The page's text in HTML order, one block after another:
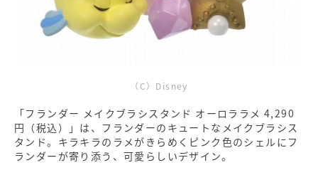
（C）Disney
「フランダー メイクブラシスタンド オーロララメ 4,290
円（税込）」は、フランダーのキュートなメイクブラシス
タンド。キラキラのラメがきらめくピンク色のシェルにフ
ランダーが寄り添う、可愛らしいデザイン。